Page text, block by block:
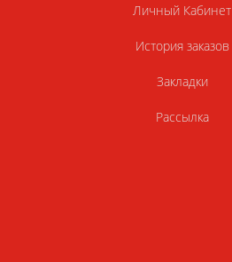
Личный Кабинет
История заказов
Закладки
Рассылка